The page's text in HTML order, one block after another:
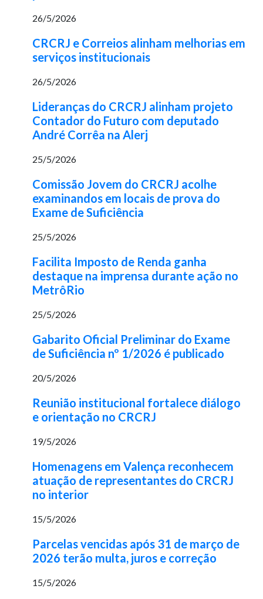
26/5/2026
CRCRJ e Correios alinham melhorias em
serviços institucionais
26/5/2026
Lideranças do CRCRJ alinham projeto
Contador do Futuro com deputado
André Corrêa na Alerj
25/5/2026
Comissão Jovem do CRCRJ acolhe
examinandos em locais de prova do
Exame de Suficiência
25/5/2026
Facilita Imposto de Renda ganha
destaque na imprensa durante ação no
MetrôRio
25/5/2026
Gabarito Oficial Preliminar do Exame
de Suficiência nº 1/2026 é publicado
20/5/2026
Reunião institucional fortalece diálogo
e orientação no CRCRJ
19/5/2026
Homenagens em Valença reconhecem
atuação de representantes do CRCRJ
no interior
15/5/2026
Parcelas vencidas após 31 de março de
2026 terão multa, juros e correção
15/5/2026